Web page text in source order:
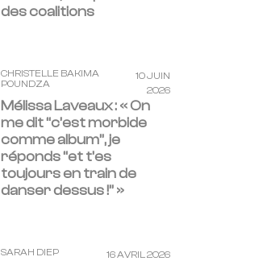
des coalitions
CHRISTELLE BAKIMA
POUNDZA
10 JUIN
2026
Mélissa Laveaux : « On
me dit “c’est morbide
comme album”, je
réponds “et t’es
toujours en train de
danser dessus !” »
SARAH DIEP 16 AVRIL 2026